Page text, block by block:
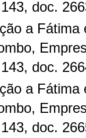
doc.
a
doc.
a
doc.